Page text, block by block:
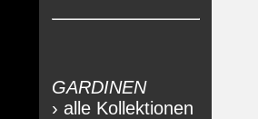
GARDINEN
› alle Kollektionen